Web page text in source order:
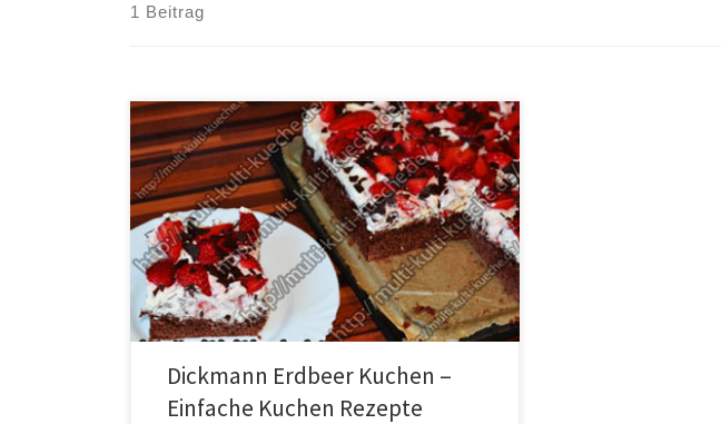
1 Beitrag
Zutaten für Dickmann Erdbeer Kuchen Für den Teig3 EL
Backkakao300g braunen Zucker1/2 Päck. Backpulver4
Eier250g Mehl250g Butter Für die Creme1 EL
Puderzucker1 Päck. Dickmanns400ml Sahne2 Päck.
Sahnesteif Für die Deko1 kg Erdbeeren100g Zartbitter
Schokoraspeln2 EL Puderzucker Zubereitung für
Dickmann Erdbeer Kuchen Die Erdbeeren vierteln, mit
2 EL Puderzucker vermischen und […]
Dickmann Erdbeer Kuchen –
Einfache Kuchen Rezepte